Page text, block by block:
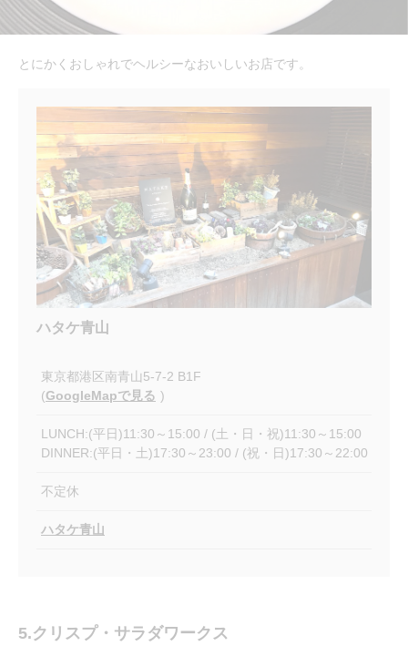
とにかくおしゃれでヘルシーなおいしいお店です。
ハタケ青山
東京都港区南青山5-7-2 B1F
(GoogleMapで見る )
LUNCH:(平日)11:30～15:00 / (土・日・祝)11:30～15:00
DINNER:(平日・土)17:30～23:00 / (祝・日)17:30～22:00
不定休
ハタケ青山
5.クリスプ・サラダワークス